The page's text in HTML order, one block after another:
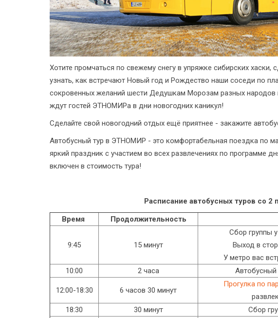
Хотите промчаться по свежему снегу в упряжке сибирских
узнать, как встречают Новый год и Рождество наши соседи по
сокровенных желаний шести Дедушкам Морозам разных народов
ждут гостей ЭТНОМИРа в дни новогодних каникул!
Сделайте свой новогодний отдых ещё приятнее - закажите
Автобусный тур в ЭТНОМИР - это комфортабельная поездка по
яркий праздник с участием во всех развлечениях по программе
включен в стоимость тура!
Расписание автобусных туров со 2
Время Продолжительность
9:45 15 минут
Сбор группы
Выход в
У метро вас
10:00
2 часа
12:00-18:30 6 часов 30 минут
Прогулка по
18:30
30 минут
Сбор